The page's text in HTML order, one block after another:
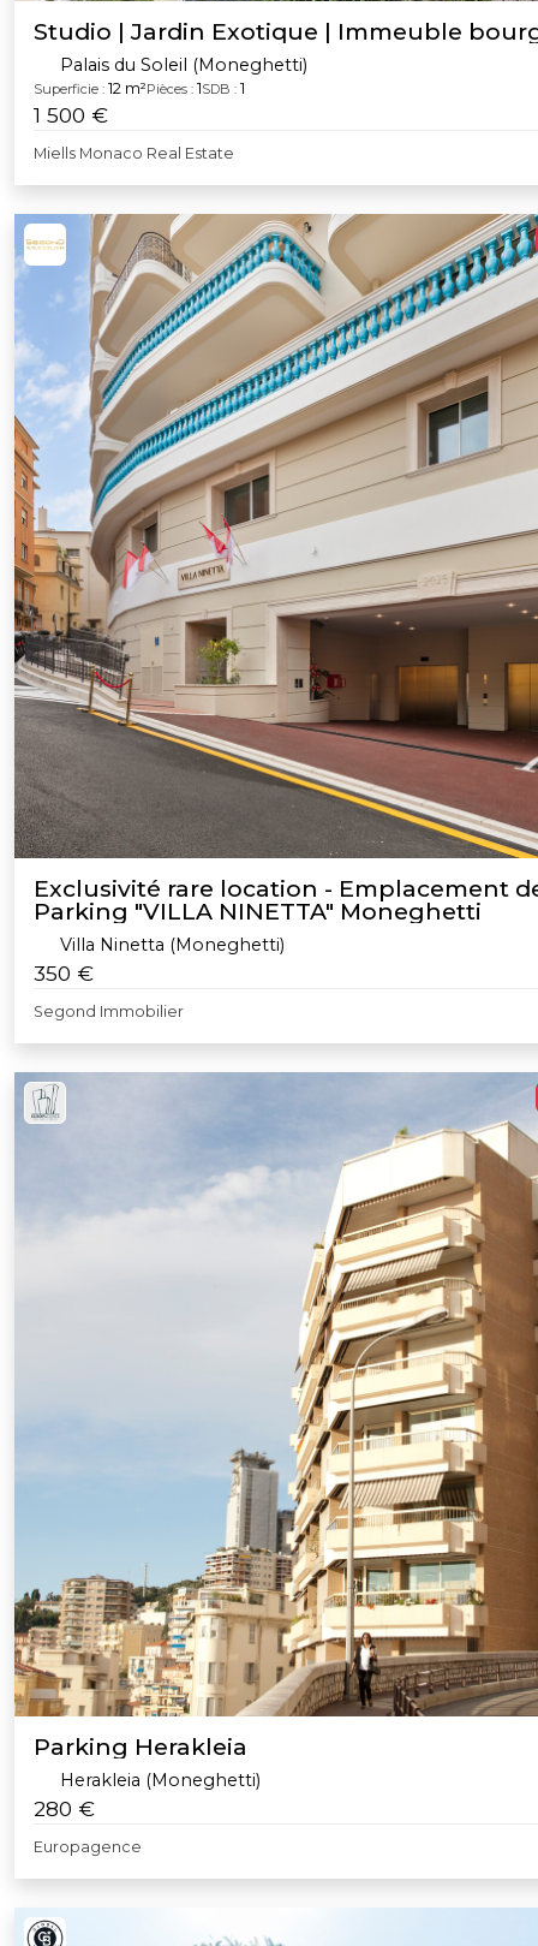
Studio | Jardin Exotique | Immeuble
Palais du Soleil (Moneghetti)
Superficie : 12 m²Pièces : 1SDB : 1
1 500 €
Miells Monaco Real Estate
Exclusivité rare location - Emplacement
Parking "VILLA NINETTA" Moneghetti
Villa Ninetta (Moneghetti)
350 €
Segond Immobilier
Parking Herakleia
Herakleia (Moneghetti)
280 €
Europagence